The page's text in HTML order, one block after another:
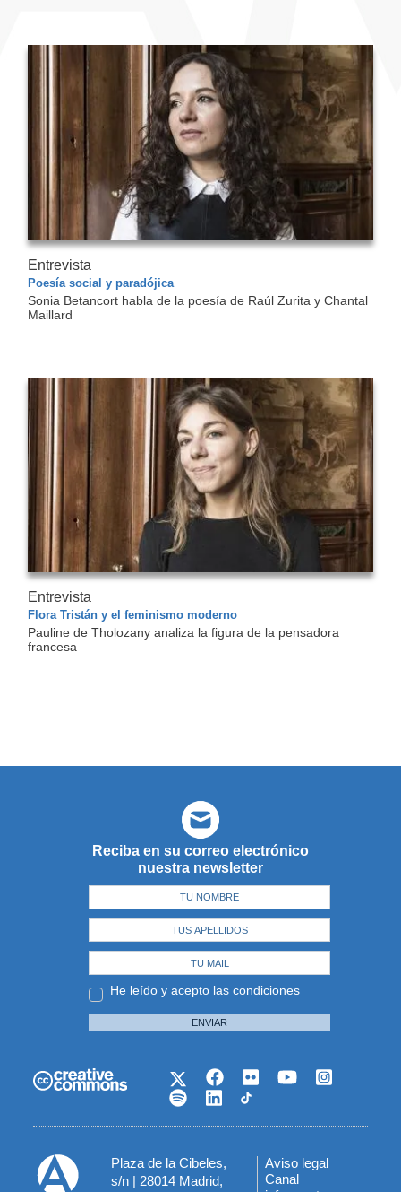
Entrevista
Poesía social y paradójica
Sonia Betancort habla de la poesía de Raúl Zurita y Chantal
Maillard
Entrevista
Flora Tristán y el feminismo moderno
Pauline de Tholozany analiza la figura de la pensadora
francesa
Reciba en su correo electrónico
nuestra newsletter
He leído y acepto las condiciones
ENVIAR
Plaza de la Cibeles,
s/n | 28014 Madrid,
Menú
Aviso legal
Canal